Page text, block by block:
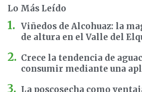
Lo Más Leído
Viñedos de Alcohuaz: la
de altura en el Valle del
Crece la tendencia de
consumir mediante una
La poscosecha como